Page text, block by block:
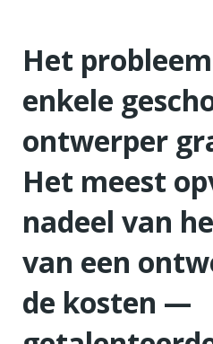
Het
enkele
ontwerper
Het meest
nadeel van
van een
de kosten —